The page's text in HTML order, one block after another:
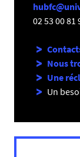
02 53 00 81
Nous
Une
Un